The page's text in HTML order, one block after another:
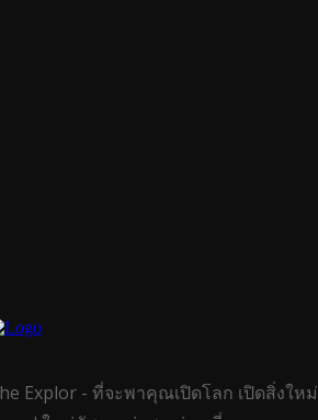
Explor - ที่จะพาคุณเปิดโลก เปิดสิ่งใหม่